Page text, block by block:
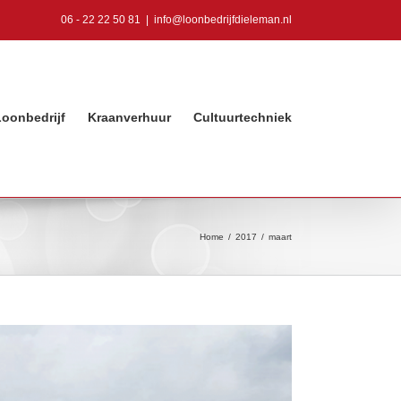
06 - 22 22 50 81 info@loonbedrijfdieleman.nl
Kraanverhuur Cultuurtechniek
Home / 2017 / maart